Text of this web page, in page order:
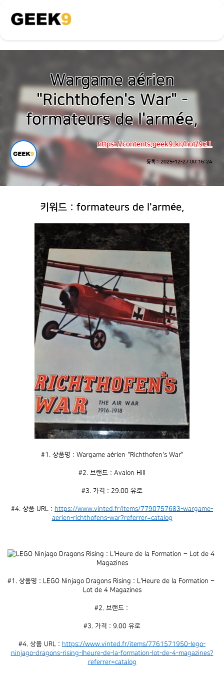
Wargame aérien
"Richthofen's War" -
formateurs de l'armée,
https://contents.geek9.kr/hot/921
등록 : 2025-12-27 00:16:24
키워드 : formateurs de l'armée,
#1. 상품명 : Wargame aérien "Richthofen's War"
#2. 브랜드 : Avalon Hill
#3. 가격 : 29.00 유로
#4. 상품 URL : https://www.vinted.fr/items/7790757683-wargame-
aerien-richthofens-war?referrer=catalog
#1. 상품명 : LEGO Ninjago Dragons Rising : L'Heure de la Formation –
Lot de 4 Magazines
#2. 브랜드 :
#3. 가격 : 9.00 유로
#4. 상품 URL : https://www.vinted.fr/items/7761571950-lego-
ninjago-dragons-rising-lheure-de-la-formation-lot-de-4-magazines?
referrer=catalog